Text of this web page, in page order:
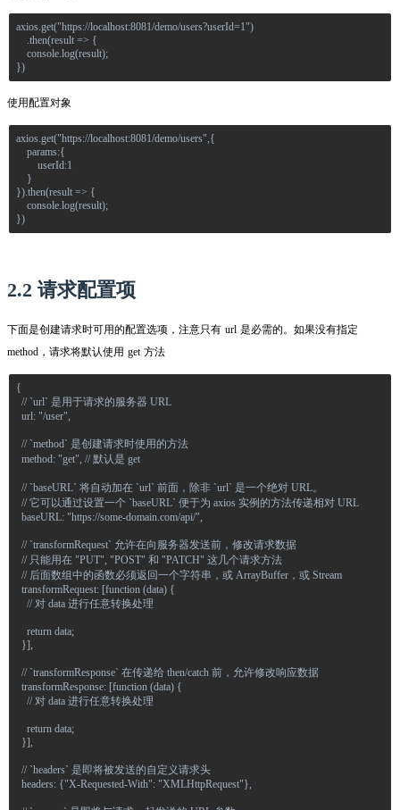
axios.get("https://localhost:8081/demo/users?userId=1")
    .then(result => {
    console.log(result);
})
使用配置对象
axios.get("https://localhost:8081/demo/users",{
    params:{
        userId:1
    }
}).then(result => {
    console.log(result);
})
2.2 请求配置项
下面是创建请求时可用的配置选项，注意只有 url 是必需的。如果没有指定
method，请求将默认使用 get 方法
{
  // `url` 是用于请求的服务器 URL
  url: "/user",
  // `method` 是创建请求时使用的方法
  method: "get", // 默认是 get
  // `baseURL` 将自动加在 `url` 前面，除非 `url` 是一个绝对 URL。
  // 它可以通过设置一个 `baseURL` 便于为 axios 实例的方法传递相对 URL
  baseURL: "https://some-domain.com/api/",
  // `transformRequest` 允许在向服务器发送前，修改请求数据
  // 只能用在 "PUT", "POST" 和 "PATCH" 这几个请求方法
  // 后面数组中的函数必须返回一个字符串，或 ArrayBuffer，或 Stream
  transformRequest: [function (data) {
    // 对 data 进行任意转换处理
    return data;
  }],
  // `transformResponse` 在传递给 then/catch 前，允许修改响应数据
  transformResponse: [function (data) {
    // 对 data 进行任意转换处理
    return data;
  }],
  // `headers` 是即将被发送的自定义请求头
  headers: {"X-Requested-With": "XMLHttpRequest"},